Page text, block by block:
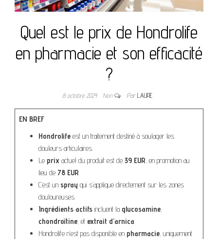
Quel est le prix de Hondrolife
en pharmacie et son efficacité
?
8 octobre 2024 Non ParLAURE
EN BREF
Hondrolife est un traitement destiné à soulager les
douleurs articulaires.
Le prix actuel du produit est de 39 EUR, en promotion au
lieu de 78 EUR.
C’est un spray qui s’applique directement sur les zones
douloureuses.
Ingrédients actifs incluent la glucosamine,
chondroïtine, et extrait d’arnica.
Hondrolife n’est pas disponible en pharmacie, uniquement